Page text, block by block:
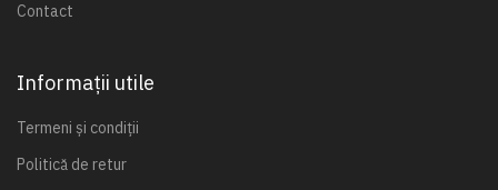
Contact
Informații utile
Termeni și condiții
Politică de retur